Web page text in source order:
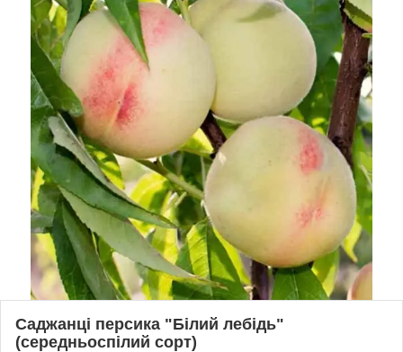
Саджанці персика "Білий лебідь"
(середньоспілий сорт)